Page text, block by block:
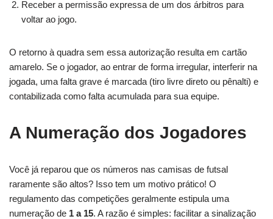
Receber a permissão expressa de um dos árbitros para
voltar ao jogo.
O retorno à quadra sem essa autorização resulta em cartão
amarelo. Se o jogador, ao entrar de forma irregular, interferir na
jogada, uma falta grave é marcada (tiro livre direto ou pênalti) e
contabilizada como falta acumulada para sua equipe.
A Numeração dos Jogadores
Você já reparou que os números nas camisas de futsal
raramente são altos? Isso tem um motivo prático! O
regulamento das competições geralmente estipula uma
numeração de 1 a 15. A razão é simples: facilitar a sinalização